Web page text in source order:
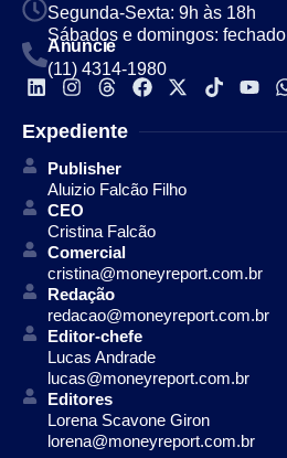
Segunda-Sexta: 9h às 18h
Sábados e domingos: fechado
Anuncie
(11) 4314-1980
Expediente
Publisher
Aluizio Falcão Filho
CEO
Cristina Falcão
Comercial
cristina@moneyreport.com.br
Redação
redacao@moneyreport.com.br
Editor-chefe
Lucas Andrade
lucas@moneyreport.com.br
Editores
Lorena Scavone Giron
lorena@moneyreport.com.br